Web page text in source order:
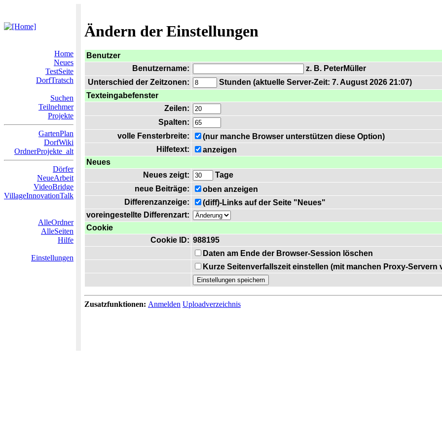
Ändern der Einstellungen
Home
Neues
TestSeite
DorfTratsch
Suchen
Teilnehmer
Projekte
GartenPlan
DorfWiki
OrdnerProjekte_alt
Dörfer
NeueArbeit
VideoBridge
VillageInnovationTalk
AlleOrdner
AlleSeiten
Hilfe
Einstellungen
Benutzer
Benutzername:
z. B. PeterMüller
Unterschied der Zeitzonen:
Stunden (aktuelle Server-Zeit: 7. August 2026 21:07)
Texteingabefenster
Zeilen:
Spalten:
volle Fensterbreite:
(nur manche Browser unterstützen diese Option)
Hilfetext:
anzeigen
Neues
Neues zeigt:
Tage
neue Beiträge:
oben anzeigen
Differenzanzeige:
(diff)-Links auf der Seite "Neues"
voreingestellte Differenzart:
Cookie
Cookie ID: 988195
Daten am Ende der Browser-Session löschen
Kurze Seitenverfallszeit einstellen (mit manchen Proxy-Servern
Zusatzfunktionen: Anmelden Uploadverzeichnis